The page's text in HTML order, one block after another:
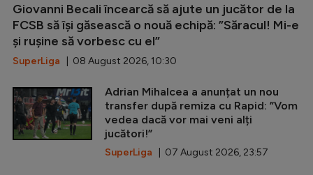
Giovanni Becali încearcă să ajute un jucător de la
FCSB să își găsească o nouă echipă: ”Săracul! Mi-e
și rușine să vorbesc cu el”
SuperLiga | 08 August 2026, 10:30
Adrian Mihalcea a anunțat un nou
transfer după remiza cu Rapid: ”Vom
vedea dacă vor mai veni alți
jucători!”
SuperLiga | 07 August 2026, 23:57